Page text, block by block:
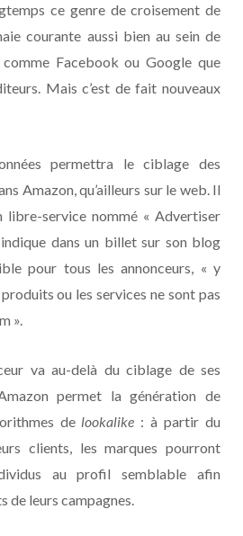
ce genre de croisement de
courante aussi bien au sein de
Facebook ou Google que
Mais c’est de fait nouveaux
permettra le ciblage des
Amazon, qu’ailleurs sur le web. Il
service nommé « Advertiser
dans un billet sur son blog
pour tous les annonceurs, « y
ou les services ne sont pas
».
va au-delà du ciblage de ses
permet la génération de
de lookalike : à partir du
clients, les marques pourront
au profil semblable afin
de leurs campagnes.